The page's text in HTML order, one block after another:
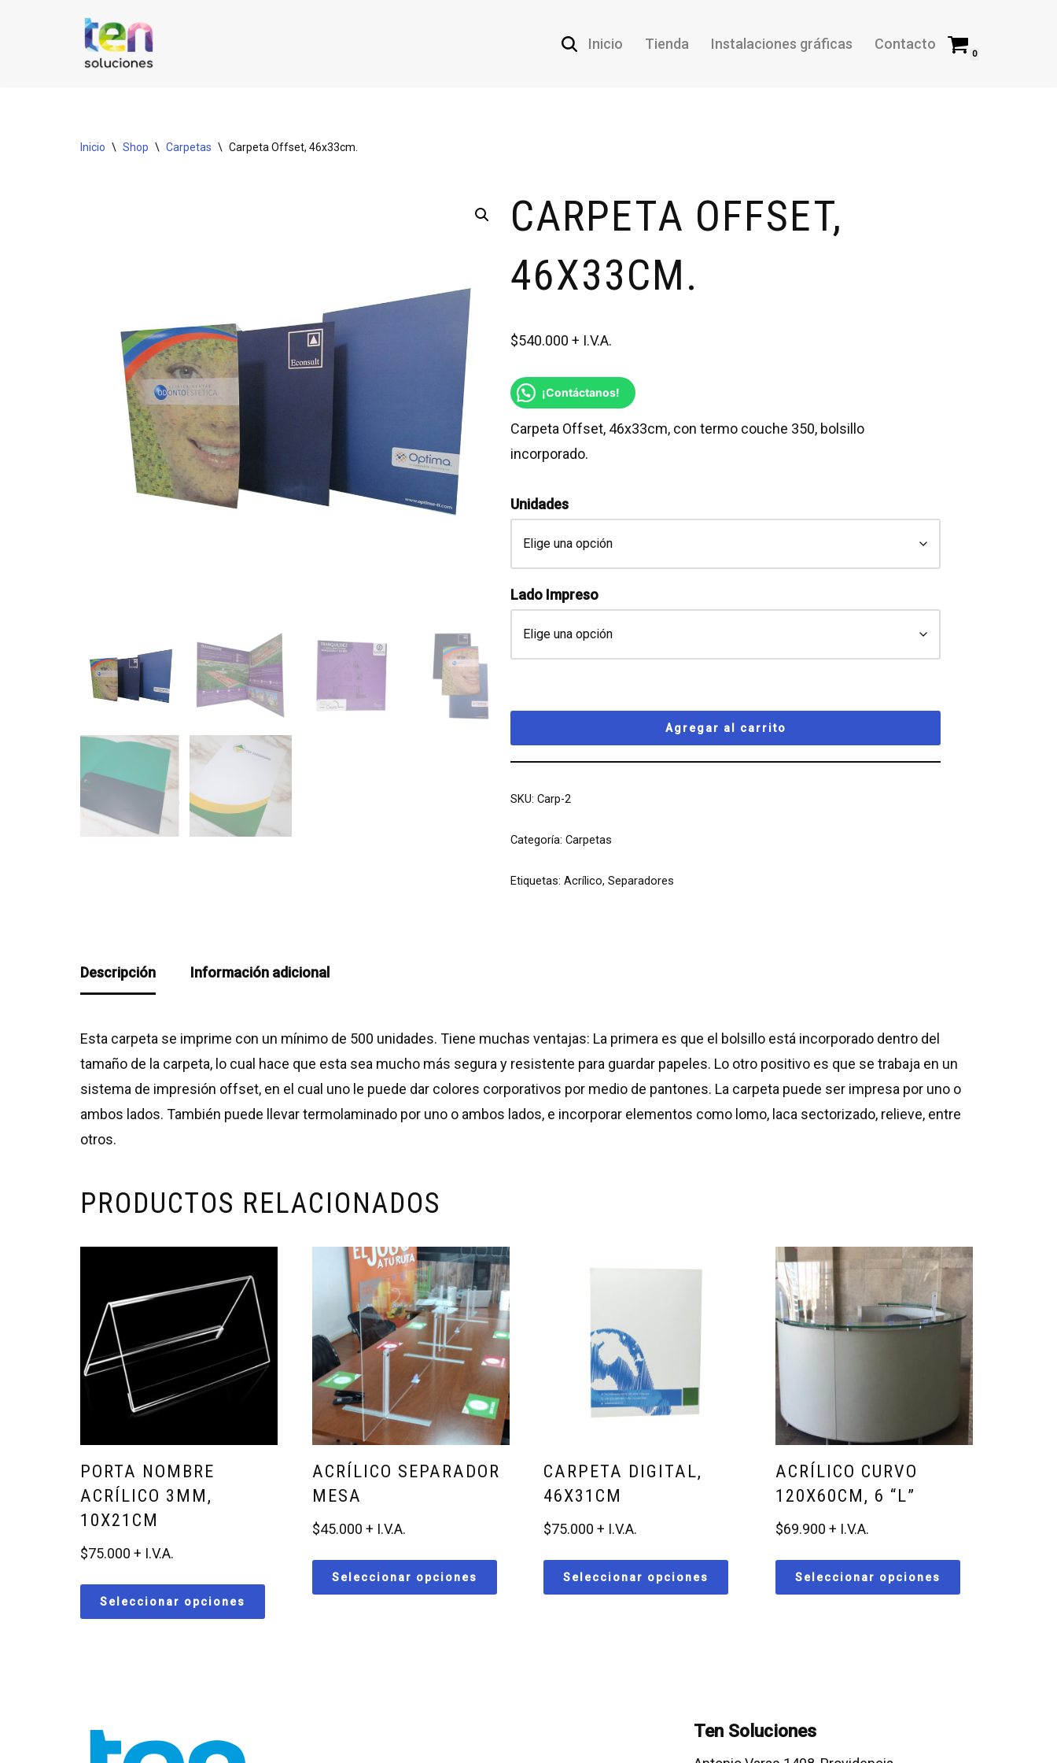
Inicio Tienda Instalaciones gráficas Contacto
0
Inicio \ Shop \ Carpetas \ Carpeta Offset, 46x33cm.
CARPETA OFFSET,
46X33CM.
$540.000
¡Contáctanos!
Carpeta Offset, 46x33cm, con termo couche 350, bolsillo
incorporado.
Unidades
Lado Impreso
Agregar al carrito
SKU:Carp-2
Categoría:Carpetas
Etiquetas:Acrílico,Separadores
Descripción Información adicional
Esta carpeta se imprime con un mínimo de 500 unidades. Tiene muchas ventajas: La primera es que el bolsillo está incorporado dentro del
tamaño de la carpeta, lo cual hace que esta sea mucho más segura y resistente para guardar papeles. Lo otro positivo es que se trabaja en un
sistema de impresión offset, en el cual uno le puede dar colores corporativos por medio de pantones. La carpeta puede ser impresa por uno o
ambos lados. También puede llevar termolaminado por uno o ambos lados, e incorporar elementos como lomo, laca sectorizado, relieve, entre
otros.
PRODUCTOS RELACIONADOS
PORTA NOMBRE
ACRÍLICO 3MM,
10X21CM
$75.000
Seleccionar opciones
ACRÍLICO SEPARADOR
MESA
$45.000
Seleccionar opciones
CARPETA DIGITAL,
46X31CM
$75.000
Seleccionar opciones
ACRÍLICO CURVO
120X60CM, 6 “L”
$69.900
Seleccionar opciones
Ten Soluciones